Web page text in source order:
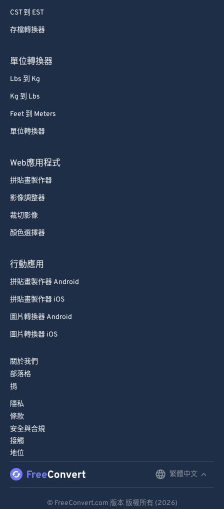
CST 到 EST
存檔轉換器
單位轉換器
Lbs 到 Kg
Kg 到 Lbs
Feet 到 Meters
單位轉換器
Web應用程式
拼貼畫製作器
影像調整器
裁切影像
顏色選擇器
行動應用
拼貼畫製作器 Android
拼貼畫製作器 iOS
圖片轉換器 Android
圖片轉換器 iOS
關於我們
部落格
捐
隱私
條款
安全與合規
接觸
地位
繁體中文
© FreeConvert.com 版本 版權所有 (2026)